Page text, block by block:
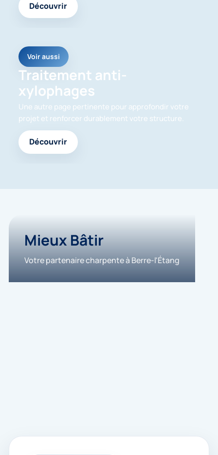
Découvrir
Voir aussi
Traitement anti-
xylophages
Une autre page pertinente pour approfondir votre
projet et renforcer durablement votre structure.
Découvrir
Mieux Bâtir
Votre partenaire charpente à Berre-l'Étang